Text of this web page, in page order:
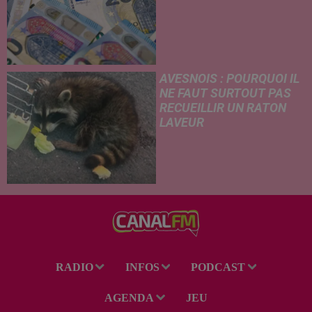
AVESNOIS : POURQUOI IL
NE FAUT SURTOUT PAS
RECUEILLIR UN RATON
LAVEUR
de lui porter secours part...
RADIO INFOS PODCAST
AGENDA JEU